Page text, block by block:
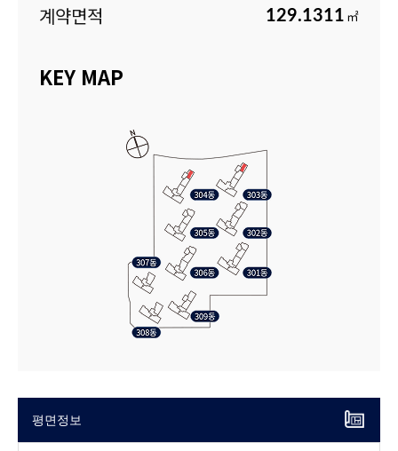
계약면적 129.1311 ㎡
KEY MAP
평면정보